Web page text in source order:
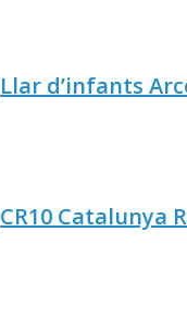
Llar d’infants
CR10 Catalunya